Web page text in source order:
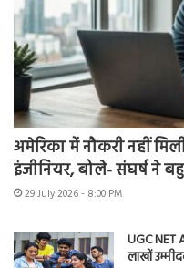
अमेरिका में नौकरी नहीं
इंजीनियर, बोले- संघर्ष ने
29 July 2026 - 8:00 PM
UGC NET
लाखों